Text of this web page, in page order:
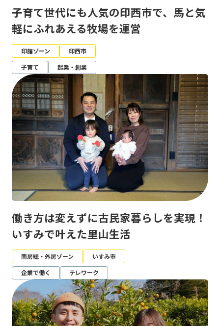
子育て世代にも人気の印西市で、馬と気
軽にふれあえる牧場を運営
印旛ゾーン
印西市
子育て
起業・創業
働き方は変えずに古民家暮らしを実現！
いすみで叶えた里山生活
南房総・外房ゾーン
いすみ市
企業で働く
テレワーク